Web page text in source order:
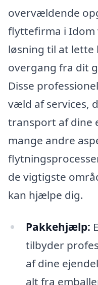
overvældende
flyttefirma i
løsning til at lette
overgang fra dit
Disse
væld af services,
transport af dine
mange andre
de vigtigste
kan hjælpe dig.
Pakkehjælp:
tilbyder
af dine
alt fra